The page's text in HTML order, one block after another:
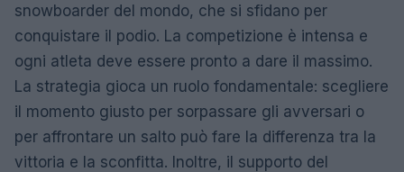
snowboarder del mondo, che si sfidano per
conquistare il podio. La competizione è intensa e
ogni atleta deve essere pronto a dare il massimo.
La strategia gioca un ruolo fondamentale: scegliere
il momento giusto per sorpassare gli avversari o
per affrontare un salto può fare la differenza tra la
vittoria e la sconfitta. Inoltre, il supporto del